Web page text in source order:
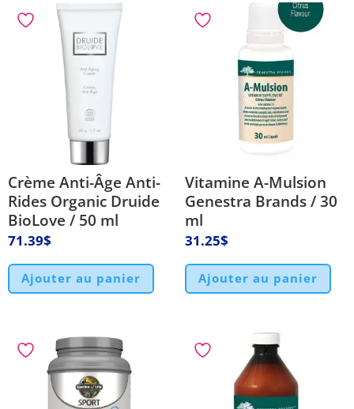
Crème Anti-Âge Anti-
Rides Organic Druide
BioLove / 50 ml
71.39$
Ajouter au panier
Vitamine A-Mulsion
Genestra Brands / 30
ml
31.25$
Ajouter au panier